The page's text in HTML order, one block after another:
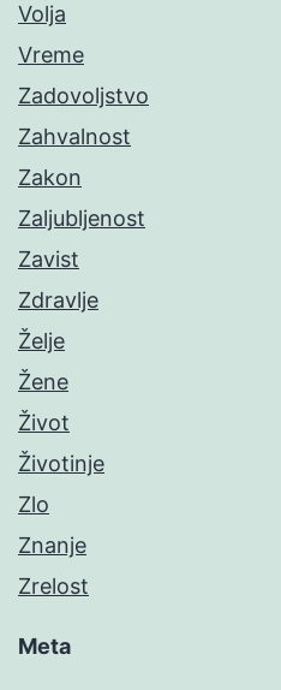
Volja
Vreme
Zadovoljstvo
Zahvalnost
Zakon
Zaljubljenost
Zavist
Zdravlje
Želje
Žene
Život
Životinje
Zlo
Znanje
Zrelost
Meta